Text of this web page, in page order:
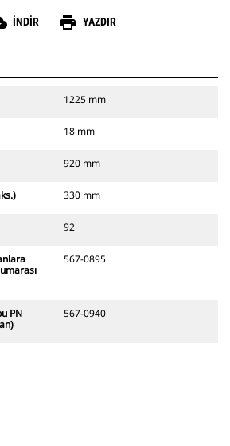
İNDIR print YAZDIR
1225 mm
18 mm
920 mm
330 mm
92
567-0895
PN
567-0940